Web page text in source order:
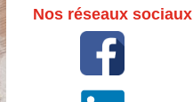
Nos réseaux sociaux